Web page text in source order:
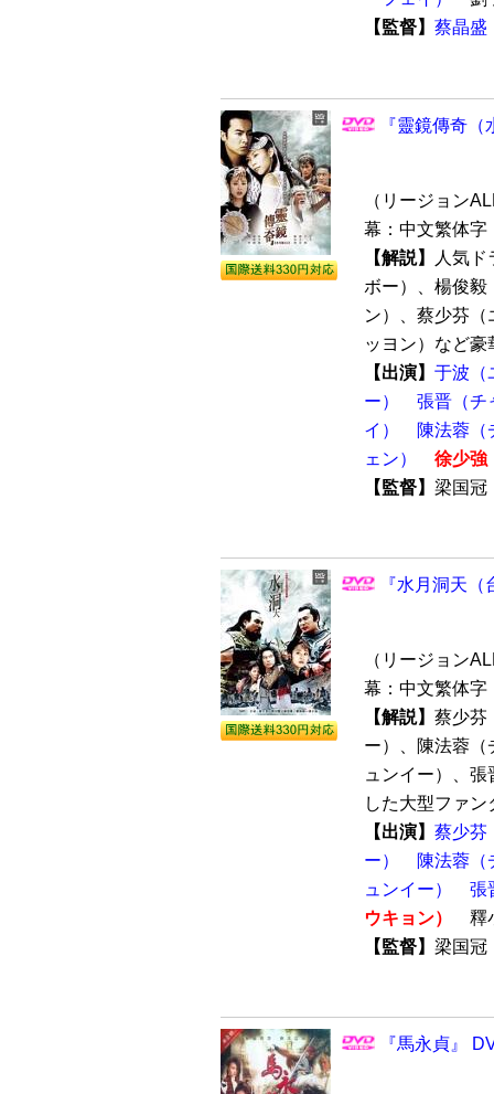
【監督】 蔡晶盛
『靈鏡傳奇
（リージョン
幕：中文繁体字
【解説】
人気
ボー）、楊俊毅
ン）、蔡少芬
ッヨン）など豪
【出演】 于波（
ー）
張晋（チ
イ）
陳法蓉（
ェン）
徐少強
【監督】 梁国
『水月洞天
（リージョン
幕：中文繁体字
【解説】 蔡少芬
ー）、陳法蓉（
ュンイー）、
した大型ファ
【出演】 蔡少芬
ー）
陳法蓉（
ュンイー）
張
ウキョン）
釋
【監督】 梁国
『馬永貞』